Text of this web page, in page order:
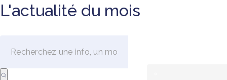
L'actualité du mois